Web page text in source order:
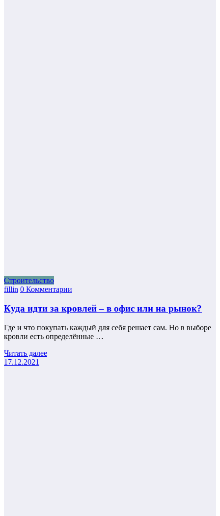
Строительство
fillin 0 Комментарии
Куда идти за кровлей – в офис или на рынок?
Где и что покупать каждый для себя решает сам. Но в выборе
кровли есть определённые …
Читать далее
17.12.2021